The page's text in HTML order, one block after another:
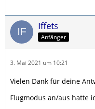
Iffets
Anfänger
3. Mai 2021 um 10:21
Vielen Dank für deine
Flugmodus an/aus hatte